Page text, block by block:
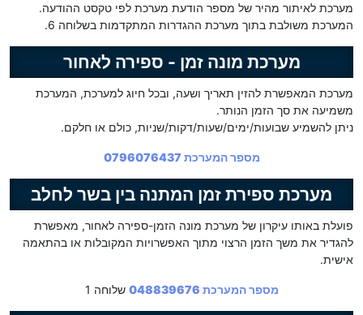
מערכת לאיתור מהיר של מספר הודעת מערכת לפי טקסט ההודעה.
המערכת משולבת בתוך מערכת ההגדרות המתקדמות בשלוחה 6.
מערכת מונה זמן - ספירה לאחור
מערכת המאפשרת להזין תאריך ושעה, ובכל חיוג למערכת, המערכת
משמיעה את סך הזמן הנותר.
ניתן להשמיע שבועות/ימים/שעות/דקות/שניות, כולם או חלקם.
מספר המערכת 0796076437
מערכת ספירת זמן המתנה בין בשר לחלב
פועלת באותו עיקרון של מערכת מונה הזמן-ספירה לאחור, מאפשרת
להגדיר את משך הזמן הרצוי מתוך האפשרויות המקובלות או בהתאמה
אישית.
מספר המערכת 048839676 שלוחה 1